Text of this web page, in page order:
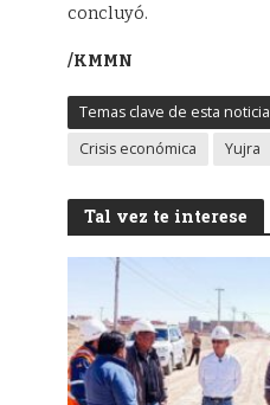
concluyó.
/KMMN
Temas clave de esta noticia
Crisis económica
Yujra
Tal vez te interese